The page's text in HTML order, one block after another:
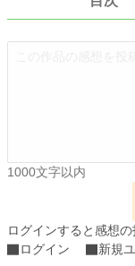
1000文字以内
ログインすると感想の
ログイン
新規